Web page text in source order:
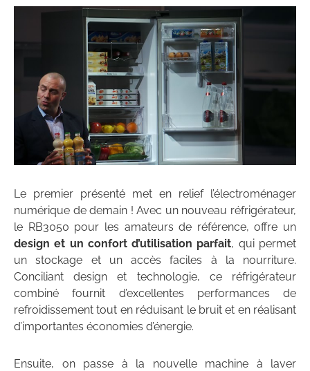
Le premier présenté met en relief l’électroménager
numérique de demain ! Avec un nouveau réfrigérateur,
le RB3050 pour les amateurs de référence, offre un
design et un confort d’utilisation parfait, qui permet
un stockage et un accès faciles à la nourriture.
Conciliant design et technologie, ce réfrigérateur
combiné fournit d’excellentes performances de
refroidissement tout en réduisant le bruit et en réalisant
d’importantes économies d’énergie.
Ensuite, on passe à la nouvelle machine à laver